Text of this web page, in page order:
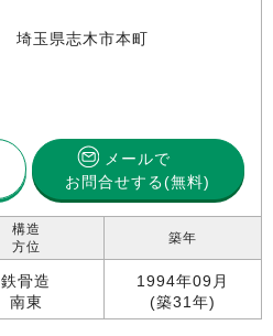
埼玉県志木市本町
メールで
お問合せする(無料)
構造
方位
鉄骨造
南東
築年
1994年09月
(築31年)